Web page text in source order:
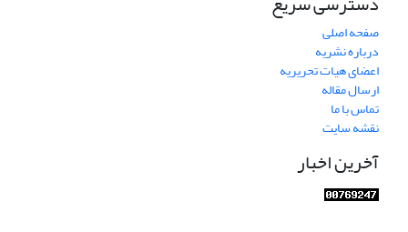
صفحه اصلی
درباره نشریه
اعضای هیات تحریریه
ارسال مقاله
تماس با ما
نقشه سایت
آخرین اخبار